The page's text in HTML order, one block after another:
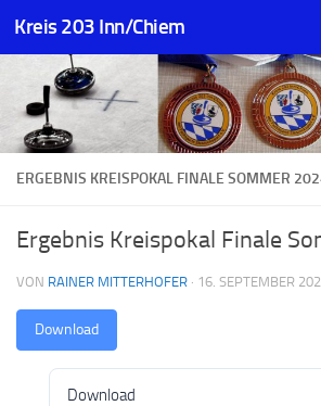
Zum Inhalt springen
Kreis 203 Inn/Chiem
ERGEBNIS KREISPOKAL FINALE SOMMER
Ergebnis Kreispokal Finale
VON RAINER MITTERHOFER · 16. SEPTEMBER
Download
Download